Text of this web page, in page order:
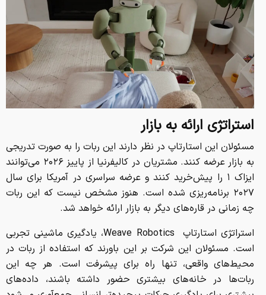
استراتژی ارائه به بازار
مسئولان این استارتاپ در نظر دارند این ربات را به صورت تدریجی
به بازار عرضه کنند. مشتریان در کالیفرنیا از پاییز ۲۰۲۶ می‌توانند
ایزاک ۱ را پیش‌خرید کنند و عرضه سراسری در آمریکا برای سال
۲۰۲۷ برنامه‌ریزی شده است. هنوز مشخص نیست که این ربات
چه زمانی در قاره‌های دیگر به بازار ارائه خواهد شد.
استراتژی استارتاپ Weave Robotics، یادگیری ماشینی تجربی
است. مسئولان این شرکت بر این باورند که استفاده از ربات در
محیط‌های واقعی، تنها راه برای پیشرفت است. هر چه این
ربات‌ها در خانه‌های بیشتری حضور داشته باشند، داده‌های